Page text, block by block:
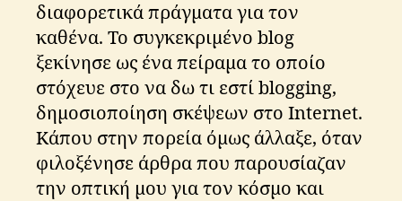
διαφορετικά πράγματα για τον
καθένα. Το συγκεκριμένο blog
ξεκίνησε ως ένα πείραμα το οποίο
στόχευε στο να δω τι εστί blogging,
δημοσιοποίηση σκέψεων στο Internet.
Κάπου στην πορεία όμως άλλαξε, όταν
φιλοξένησε άρθρα που παρουσίαζαν
την οπτική μου για τον κόσμο και